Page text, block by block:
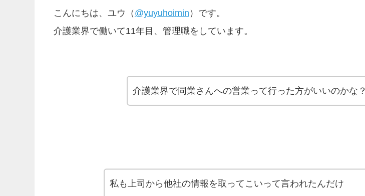
こんにちは、ユウ（ @yuyuhoimin ）です。
介護業界で働いて11年目、管理職をしています。
介護業界で同業さんへの営業って行った方がいいのかな？
私も上司から他社の情報を取ってこいって言われたんだけ